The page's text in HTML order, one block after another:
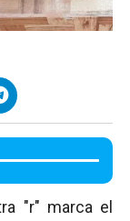
"r" marca el